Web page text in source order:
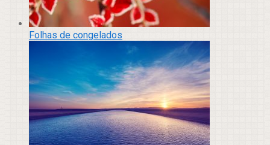
Folhas de congelados